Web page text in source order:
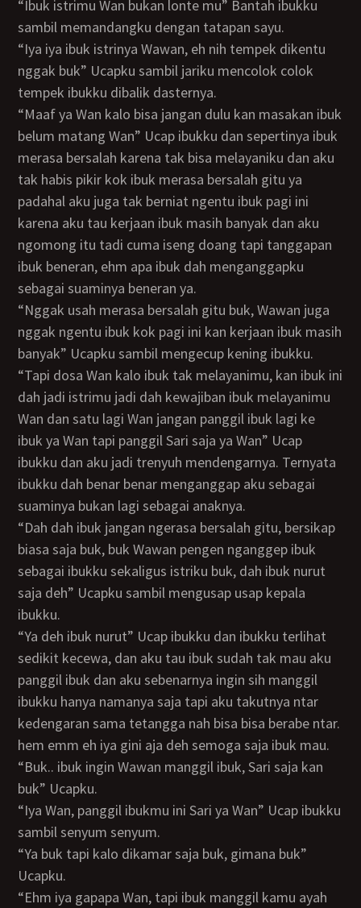
“Ibuk istrimu Wan bukan lonte mu” Bantah ibukku
sambil memandangku dengan tatapan sayu.
“Iya iya ibuk istrinya Wawan, eh nih tempek dikentu
nggak buk” Ucapku sambil jariku mencolok colok
tempek ibukku dibalik dasternya.
“Maaf ya Wan kalo bisa jangan dulu kan masakan ibuk
belum matang Wan” Ucap ibukku dan sepertinya ibuk
merasa bersalah karena tak bisa melayaniku dan aku
tak habis pikir kok ibuk merasa bersalah gitu ya
padahal aku juga tak berniat ngentu ibuk pagi ini
karena aku tau kerjaan ibuk masih banyak dan aku
ngomong itu tadi cuma iseng doang tapi tanggapan
ibuk beneran, ehm apa ibuk dah menganggapku
sebagai suaminya beneran ya.
“Nggak usah merasa bersalah gitu buk, Wawan juga
nggak ngentu ibuk kok pagi ini kan kerjaan ibuk masih
banyak” Ucapku sambil mengecup kening ibukku.
“Tapi dosa Wan kalo ibuk tak melayanimu, kan ibuk ini
dah jadi istrimu jadi dah kewajiban ibuk melayanimu
Wan dan satu lagi Wan jangan panggil ibuk lagi ke
ibuk ya Wan tapi panggil Sari saja ya Wan” Ucap
ibukku dan aku jadi trenyuh mendengarnya. Ternyata
ibukku dah benar benar menganggap aku sebagai
suaminya bukan lagi sebagai anaknya.
“Dah dah ibuk jangan ngerasa bersalah gitu, bersikap
biasa saja buk, buk Wawan pengen nganggep ibuk
sebagai ibukku sekaligus istriku buk, dah ibuk nurut
saja deh” Ucapku sambil mengusap usap kepala
ibukku.
“Ya deh ibuk nurut” Ucap ibukku dan ibukku terlihat
sedikit kecewa, dan aku tau ibuk sudah tak mau aku
panggil ibuk dan aku sebenarnya ingin sih manggil
ibukku hanya namanya saja tapi aku takutnya ntar
kedengaran sama tetangga nah bisa bisa berabe ntar.
hem emm eh iya gini aja deh semoga saja ibuk mau.
“Buk.. ibuk ingin Wawan manggil ibuk, Sari saja kan
buk” Ucapku.
“Iya Wan, panggil ibukmu ini Sari ya Wan” Ucap ibukku
sambil senyum senyum.
“Ya buk tapi kalo dikamar saja buk, gimana buk”
Ucapku.
“Ehm iya gapapa Wan, tapi ibuk manggil kamu ayah